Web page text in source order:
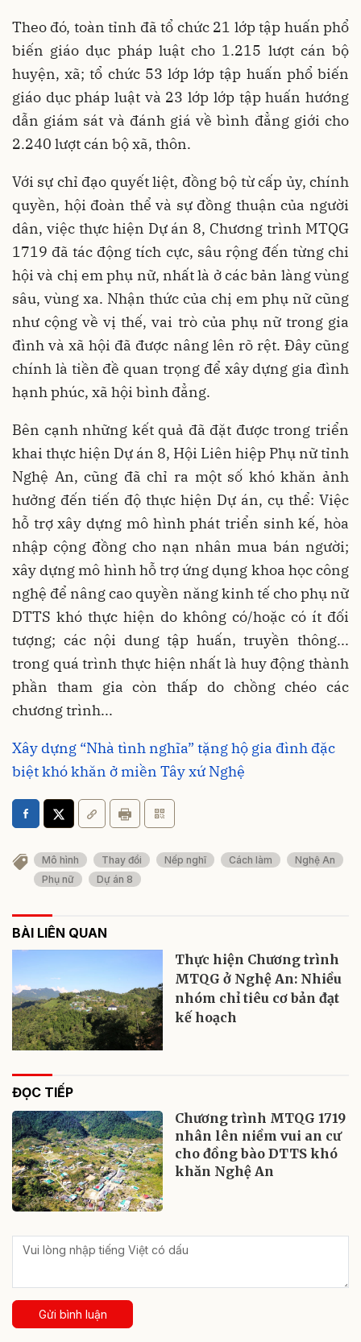
Theo đó, toàn tỉnh đã tổ chức 21 lớp tập huấn phổ
biến giáo dục pháp luật cho 1.215 lượt cán bộ
huyện, xã; tổ chức 53 lớp lớp tập huấn phổ biến
giáo dục pháp luật và 23 lớp lớp tập huấn hướng
dẫn giám sát và đánh giá về bình đẳng giới cho
2.240 lượt cán bộ xã, thôn.
Với sự chỉ đạo quyết liệt, đồng bộ từ cấp ủy, chính
quyền, hội đoàn thể và sự đồng thuận của người
dân, việc thực hiện Dự án 8, Chương trình MTQG
1719 đã tác động tích cực, sâu rộng đến từng chi
hội và chị em phụ nữ, nhất là ở các bản làng vùng
sâu, vùng xa. Nhận thức của chị em phụ nữ cũng
như cộng về vị thế, vai trò của phụ nữ trong gia
đình và xã hội đã được nâng lên rõ rệt. Đây cũng
chính là tiền đề quan trọng để xây dựng gia đình
hạnh phúc, xã hội bình đẳng.
Bên cạnh những kết quả đã đặt được trong triển
khai thực hiện Dự án 8, Hội Liên hiệp Phụ nữ tỉnh
Nghệ An, cũng đã chỉ ra một số khó khăn ảnh
hưởng đến tiến độ thực hiện Dự án, cụ thể: Việc
hỗ trợ xây dựng mô hình phát triển sinh kế, hòa
nhập cộng đồng cho nạn nhân mua bán người;
xây dựng mô hình hỗ trợ ứng dụng khoa học công
nghệ để nâng cao quyền năng kinh tế cho phụ nữ
DTTS khó thực hiện do không có/hoặc có ít đối
tượng; các nội dung tập huấn, truyền thông...
trong quá trình thực hiện nhất là huy động thành
phần tham gia còn thấp do chồng chéo các
chương trình...
Xây dựng “Nhà tình nghĩa” tặng hộ gia đình đặc
biệt khó khăn ở miền Tây xứ Nghệ
Mô hình Thay đổi Nếp nghĩ Cách làm
Nghệ An
Phụ nữ
Dự án 8
BÀI LIÊN QUAN
Thực hiện Chương trình
MTQG ở Nghệ An: Nhiều
nhóm chỉ tiêu cơ bản đạt
kế hoạch
ĐỌC TIẾP
Chương trình MTQG 1719
nhân lên niềm vui an cư
cho đồng bào DTTS khó
khăn Nghệ An
Gửi bình luận